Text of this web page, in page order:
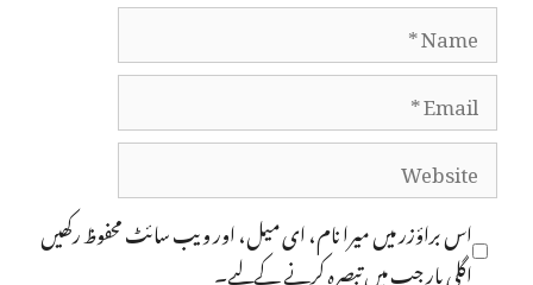
Name
Email
Website
اس براؤزر میں میرا نام، ای میل، اور ویب سائٹ محفوظ رکھیں
اگلی بار جب میں تبصرہ کرنے کےلیے۔